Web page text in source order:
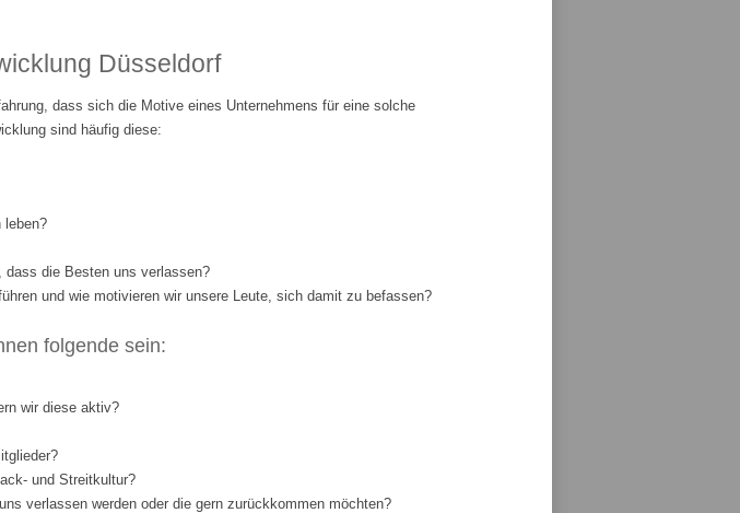
Düsseldorf
dass sich die Motive eines Unternehmens für eine solche
sind häufig diese:
leben?
dass die Besten uns verlassen?
und wie motivieren wir unsere Leute, sich damit zu befassen?
folgende sein:
wir diese aktiv?
und Streitkultur?
verlassen werden oder die gern zurückkommen möchten?